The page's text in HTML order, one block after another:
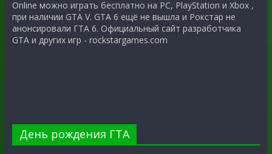
Online можно играть бесплатно на PC, PlayStation и Xbox ,
при наличии GTA V. GTA 6 ещё не вышла и Рокстар не
анонсировали ГТА 6. Официальный сайт разработчика
GTA и других игр - rockstargames.com
День рождения ГТА